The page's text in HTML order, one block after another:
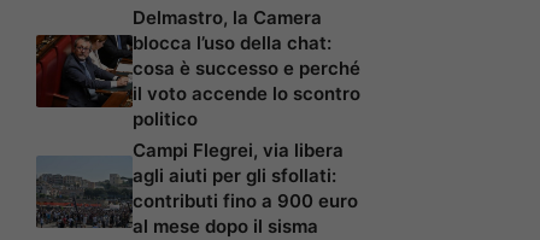
Delmastro, la Camera
blocca l’uso della chat:
cosa è successo e perché
il voto accende lo scontro
politico
Campi Flegrei, via libera
agli aiuti per gli sfollati:
contributi fino a 900 euro
al mese dopo il sisma